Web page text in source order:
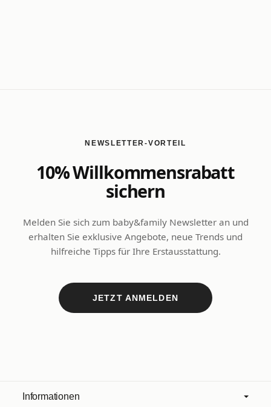
NEWSLETTER-VORTEIL
10% Willkommensrabatt
sichern
Melden Sie sich zum baby&family Newsletter an und
erhalten Sie exklusive Angebote, neue Trends und
hilfreiche Tipps für Ihre Erstausstattung.
JETZT ANMELDEN
Informationen